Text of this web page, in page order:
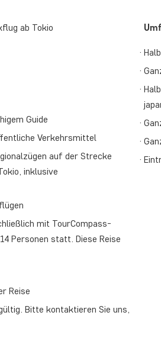
ab Tokio
Guide
Verkehrsmittel
auf der Strecke
inklusive
mit TourCompass-
Personen statt. Diese Reise
Reise
Bitte kontaktieren Sie uns,